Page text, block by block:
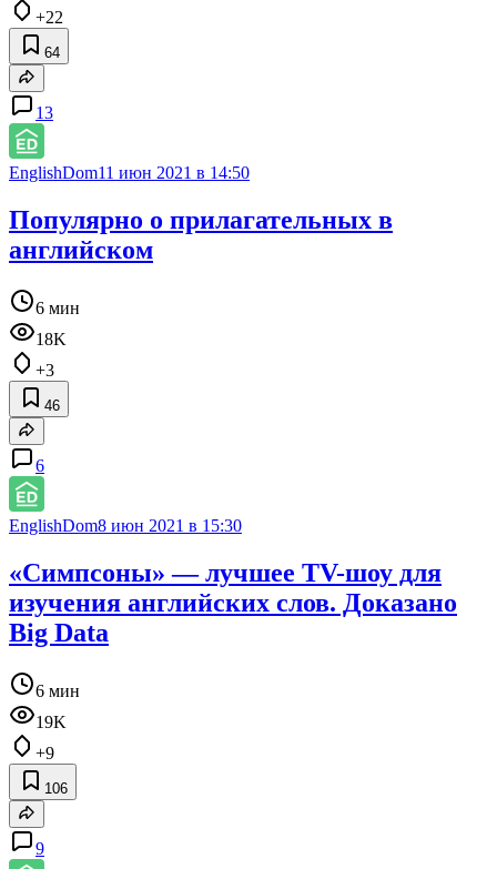
+22
64
13
EnglishDom11 июн 2021 в 14:50
Популярно о прилагательных в
английском
6 мин
18K
+3
46
6
EnglishDom8 июн 2021 в 15:30
«Симпсоны» — лучшее TV-шоу для
изучения английских слов. Доказано
Big Data
6 мин
19K
+9
106
9